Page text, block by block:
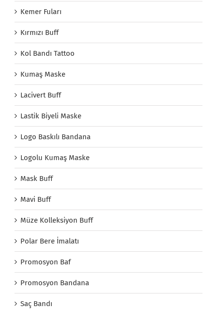
Kemer Fuları
Kırmızı Buff
Kol Bandı Tattoo
Kumaş Maske
Lacivert Buff
Lastik Biyeli Maske
Logo Baskılı Bandana
Logolu Kumaş Maske
Mask Buff
Mavi Buff
Müze Kolleksiyon Buff
Polar Bere İmalatı
Promosyon Baf
Promosyon Bandana
Saç Bandı